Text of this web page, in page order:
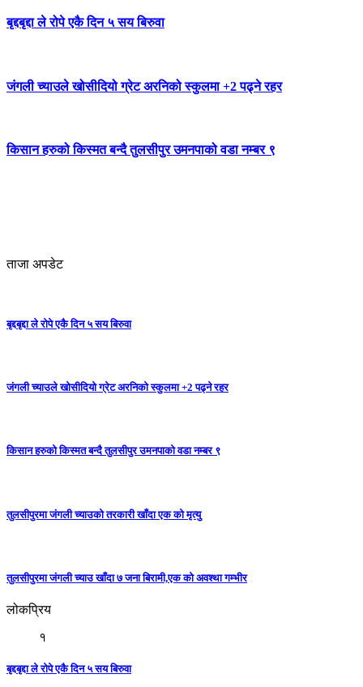
बृद्दबृद्दा ले रोपे एकै दिन ५ सय बिरुवा
जंगली च्याउले खोसीदियो ग्रेट अरनिको स्कुलमा +2 पढ्ने रहर
किसान हरुको किस्मत बन्दै तुलसीपुर उमनपाको वडा नम्बर ९
ताजा अपडेट
बृद्दबृद्दा ले रोपे एकै दिन ५ सय बिरुवा
जंगली च्याउले खोसीदियो ग्रेट अरनिको स्कुलमा +2 पढ्ने रहर
किसान हरुको किस्मत बन्दै तुलसीपुर उमनपाको वडा नम्बर ९
तुलसीपुरमा जंगली च्याउको तरकारी खाँदा एक को मृत्यु
तुलसीपुरमा जंगली च्याउ खाँदा ७ जना बिरामी,एक को अवश्था गम्भीर
लोकप्रिय
१
बृद्दबृद्दा ले रोपे एकै दिन ५ सय बिरुवा